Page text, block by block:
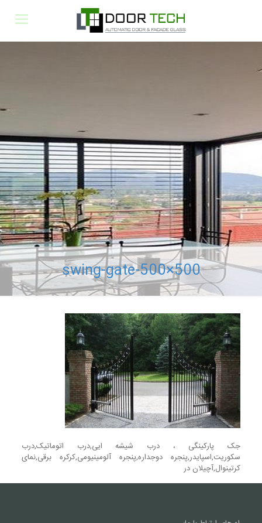
swing-gate-500×500
جک پارکینگی ، درب شیشه ایی,درب اتوماتیک,درب
سکوریت,اسپایدر,پنجره دوجداره,پنجره آلومینیومی,کرکره برقی,نمای
کرتینوال,آچیلان در